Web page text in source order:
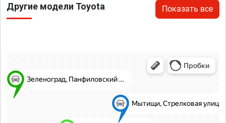
Другие модели Toyota Показать все